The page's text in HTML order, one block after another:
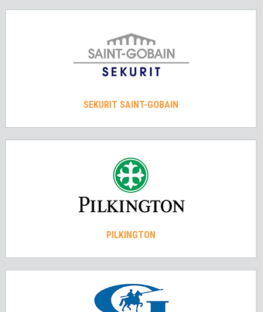
SEKURIT SAINT-GOBAIN
PILKINGTON